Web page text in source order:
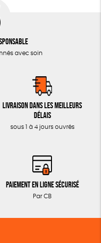
avec soin
Livraison dans les meilleurs
délais
sous 1 à 4 jours ouvrés
Paiement en ligne sécurisé
Par CB